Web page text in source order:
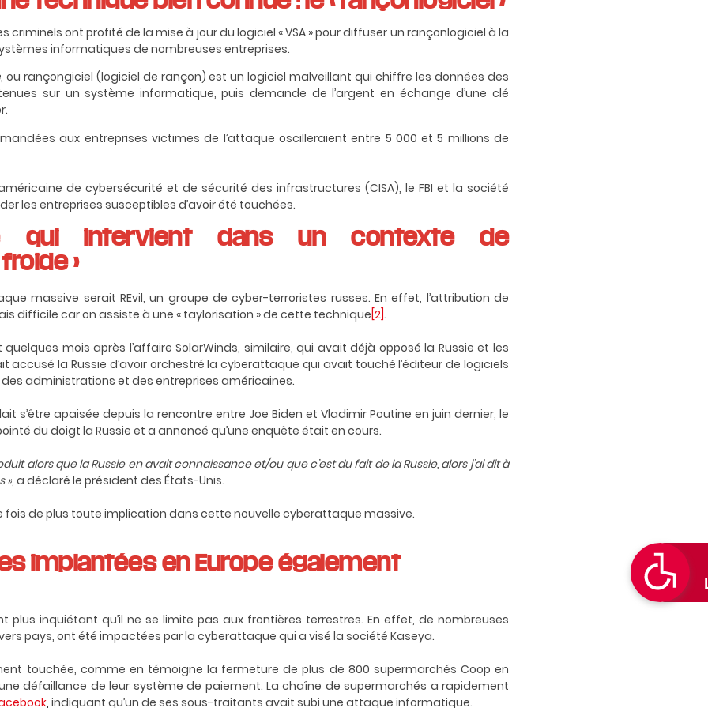
criminels ont profité de la mise à jour du logiciel « VSA » pour diffuser un rançonlogiciel à la
informatiques de nombreuses entreprises.
, ou rançongiciel (logiciel de rançon) est un logiciel malveillant qui chiffre les données des
sur un système informatique, puis demande de l’argent en échange d’une clé
aux entreprises victimes de l’attaque oscilleraient entre 5 000 et 5 millions de
de cybersécurité et de sécurité des infrastructures (CISA), le FBI et la société
les entreprises susceptibles d’avoir été touchées.
qui intervient dans un contexte de
»
massive serait REvil, un groupe de cyber-terroristes russes. En effet, l’attribution de
difficile car on assiste à une « taylorisation » de cette technique[2].
mois après l’affaire SolarWinds, similaire, qui avait déjà opposé la Russie et les
accusé la Russie d’avoir orchestré la cyberattaque qui avait touché l’éditeur de logiciels
des administrations et des entreprises américaines.
s’être apaisée depuis la rencontre entre Joe Biden et Vladimir Poutine en juin dernier, le
du doigt la Russie et a annoncé qu’une enquête était en cours.
alors que la Russie en avait connaissance et/ou que c’est du fait de la Russie, alors j’ai dit à
», a déclaré le président des États-Unis.
fois de plus toute implication dans cette nouvelle cyberattaque massive.
implantées en Europe également
plus inquiétant qu’il ne se limite pas aux frontières terrestres. En effet, de nombreuses
pays, ont été impactées par la cyberattaque qui a visé la société Kaseya.
touchée, comme en témoigne la fermeture de plus de 800 supermarchés Coop en
défaillance de leur système de paiement. La chaîne de supermarchés a rapidement
, indiquant qu’un de ses sous-traitants avait subi une attaque informatique.